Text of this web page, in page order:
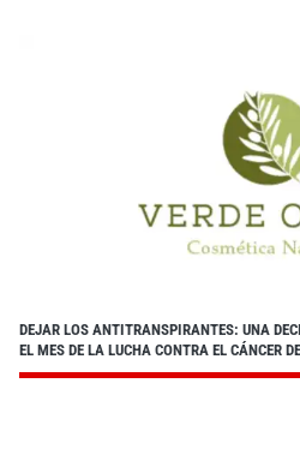
DEJAR LOS ANTITRANSPIRANTES: UNA
EL MES DE LA LUCHA CONTRA EL CÁNCER